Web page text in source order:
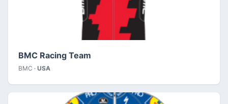
BMC Racing Team
BMC · USA